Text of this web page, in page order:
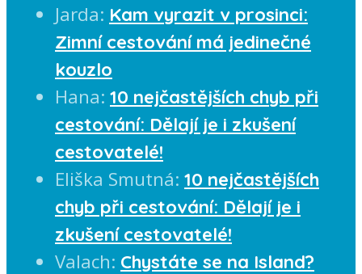
Jarda: Kam vyrazit v prosinci:
Zimní cestování má jedinečné
kouzlo
Hana: 10 nejčastějších chyb při
cestování: Dělají je i zkušení
cestovatelé!
Eliška Smutná: 10 nejčastějších
chyb při cestování: Dělají je i
zkušení cestovatelé!
Valach: Chystáte se na Island?